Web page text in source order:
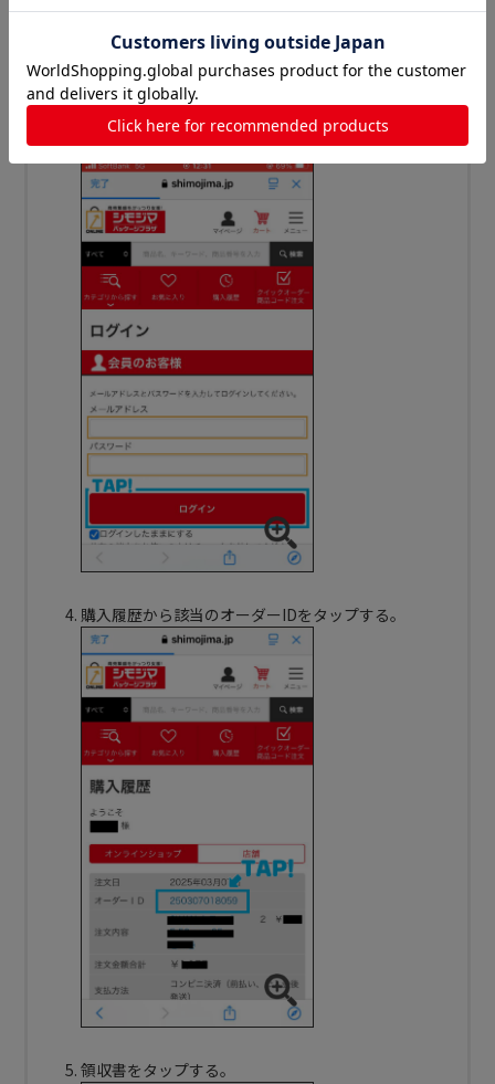
メールアドレスとパスワードを入力してログイ
ンする。
購入履歴から該当のオーダーIDをタップする。
領収書をタップする。